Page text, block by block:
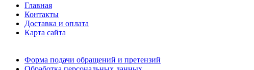
Главная
Контакты
Доставка и оплата
Карта сайта
Форма подачи обращений и претензий